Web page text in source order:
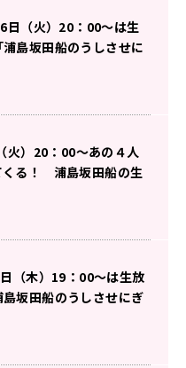
日（火）20：00～は生
島坂田船のうしさせに
火）20：00～あの４人
くる！ 浦島坂田船の生
（木）19：00～は生放
坂田船のうしさせにぎ